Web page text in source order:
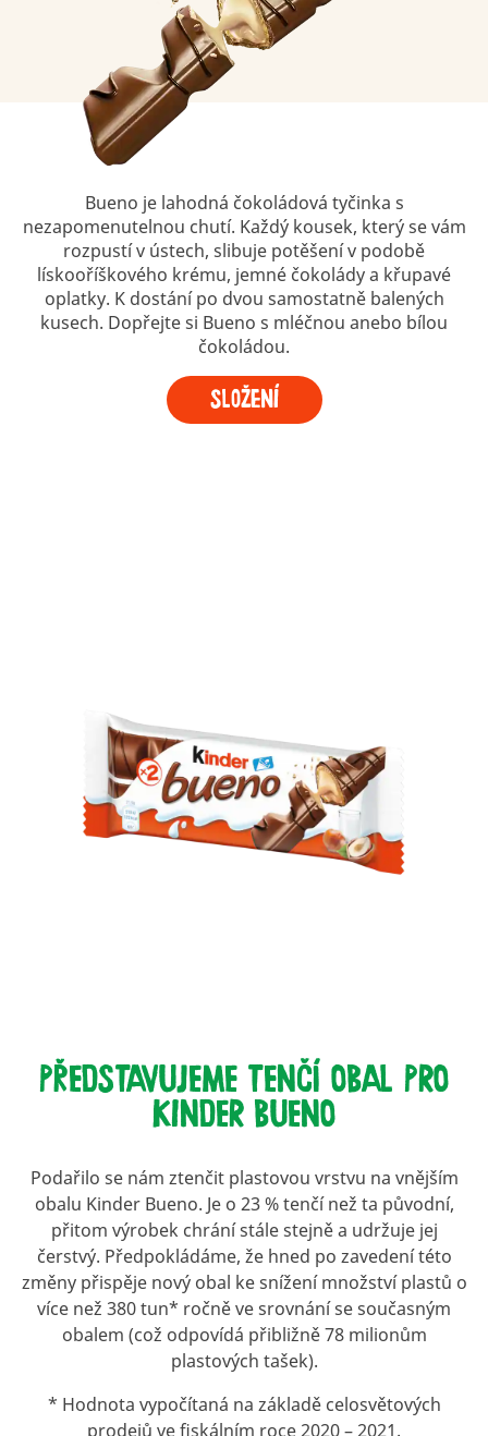
Bueno je lahodná čokoládová tyčinka s
nezapomenutelnou chutí. Každý kousek, který se vám
rozpustí v ústech, slibuje potěšení v podobě
lískooříškového krému, jemné čokolády a křupavé
oplatky. K dostání po dvou samostatně balených
kusech. Dopřejte si Bueno s mléčnou anebo bílou
čokoládou.
Složení
PŘEDSTAVUJEME TENČÍ OBAL PRO
KINDER BUENO
Podařilo se nám ztenčit plastovou vrstvu na vnějším
obalu Kinder Bueno. Je o 23 % tenčí než ta původní,
přitom výrobek chrání stále stejně a udržuje jej
čerstvý. Předpokládáme, že hned po zavedení této
změny přispěje nový obal ke snížení množství plastů o
více než 380 tun* ročně ve srovnání se současným
obalem (což odpovídá přibližně 78 milionům
plastových tašek).
* Hodnota vypočítaná na základě celosvětových
prodejů ve fiskálním roce 2020 – 2021.